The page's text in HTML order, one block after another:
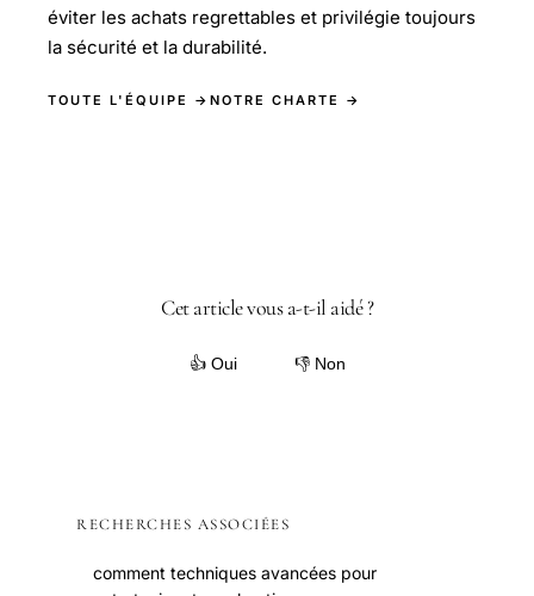
éviter les achats regrettables et privilégie toujours
la sécurité et la durabilité.
TOUTE L'ÉQUIPE → NOTRE CHARTE →
Cet article vous a-t-il aidé ?
👍 Oui 👎 Non
RECHERCHES ASSOCIÉES
comment techniques avancées pour